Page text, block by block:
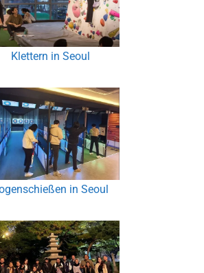
Klettern in Seoul
in Seoul